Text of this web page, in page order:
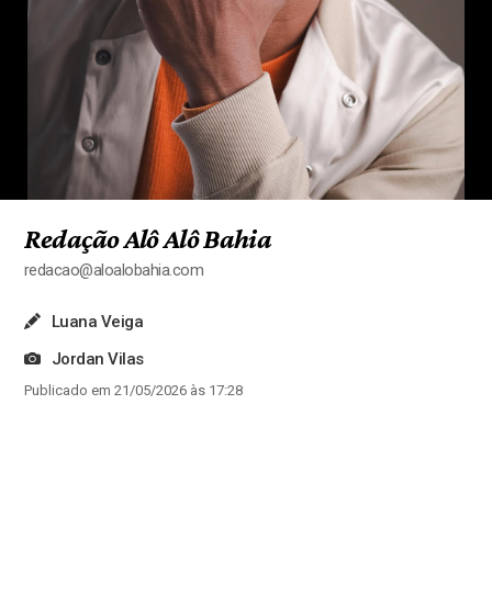
Redação Alô Alô Bahia
redacao@aloalobahia.com
Luana Veiga
Jordan Vilas
Publicado em 21/05/2026 às 17:28